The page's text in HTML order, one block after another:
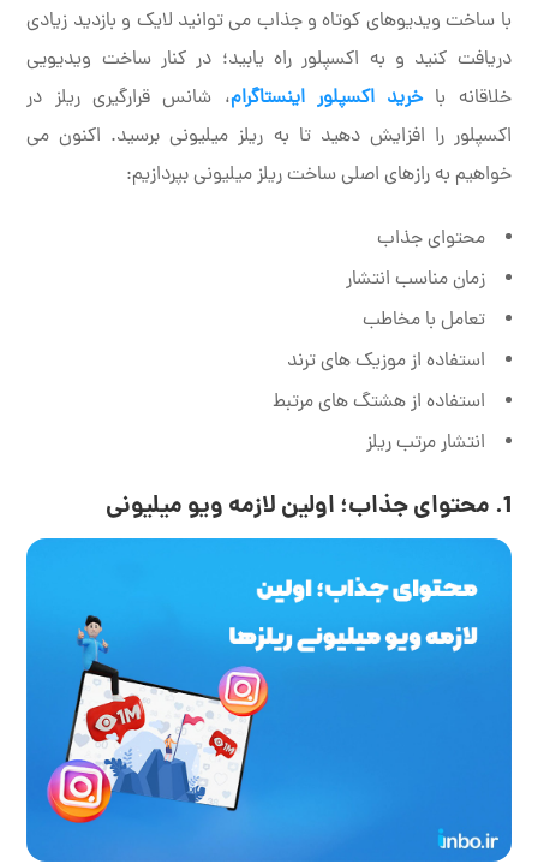
با ساخت ویدیوهای کوتاه و جذاب می توانید لایک و بازدید زیادی
دریافت کنید و به اکسپلور راه یابید؛ در کنار ساخت ویدیویی
خلاقانه باخرید اکسپلور اینستاگرام، شانس قرارگیری ریلز در
اکسپلور را افزایش دهید تا به ریلز میلیونی برسید. اکنون می
خواهیم به رازهای اصلی ساخت ریلز میلیونی بپردازیم:
محتوای جذاب
زمان مناسب انتشار
تعامل با مخاطب
استفاده از موزیک های ترند
استفاده از هشتگ های مرتبط
انتشار مرتب ریلز
1. محتوای جذاب؛ اولین لازمه ویو میلیونی